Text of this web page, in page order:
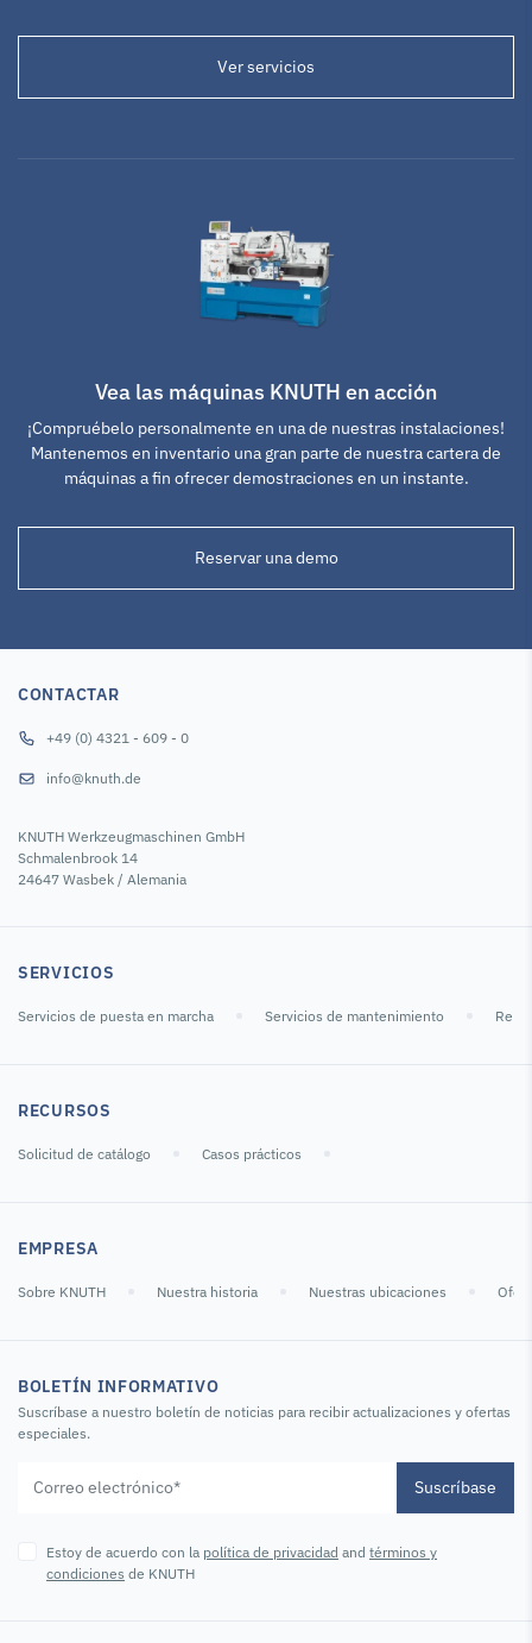
Ver servicios
Vea las máquinas KNUTH en acción
¡Compruébelo personalmente en una de nuestras instalaciones!
Mantenemos en inventario una gran parte de nuestra cartera de
máquinas a fin ofrecer demostraciones en un instante.
Reservar una demo
CONTACTAR
+49 (0) 4321 - 609 - 0
info@knuth.de
KNUTH Werkzeugmaschinen GmbH
Schmalenbrook 14
24647 Wasbek / Alemania
SERVICIOS
Servicios de puesta en marcha Servicios de mantenimiento
RECURSOS
Solicitud de catálogo Casos prácticos
EMPRESA
Sobre KNUTH Nuestra historia Nuestras ubicaciones
BOLETÍN INFORMATIVO
Suscríbase a nuestro boletín de noticias para recibir actualizaciones y ofertas
especiales.
Suscríbase
Estoy de acuerdo con la política de privacidad and términos y
condiciones de KNUTH